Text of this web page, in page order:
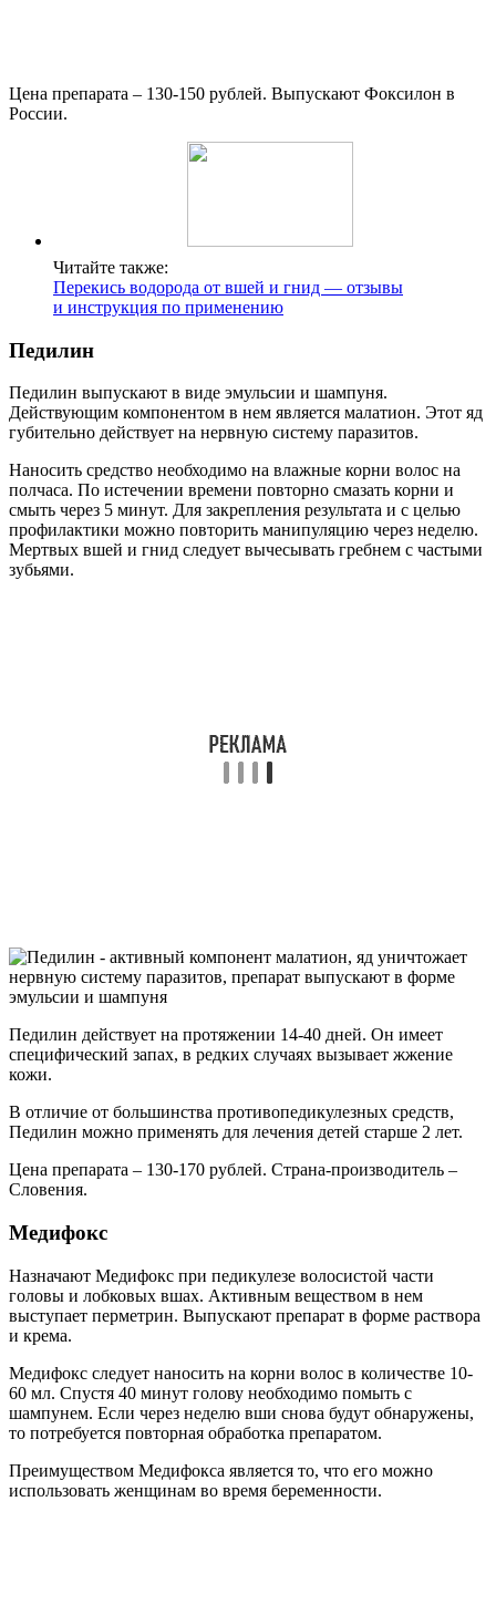
Цена препарата – 130-150 рублей. Выпускают Фоксилон в
России.
Читайте также:
Перекись водорода от вшей и гнид — отзывы
и инструкция по применению
Педилин
Педилин выпускают в виде эмульсии и шампуня.
Действующим компонентом в нем является малатион. Этот яд
губительно действует на нервную систему паразитов.
Наносить средство необходимо на влажные корни волос на
полчаса. По истечении времени повторно смазать корни и
смыть через 5 минут. Для закрепления результата и с целью
профилактики можно повторить манипуляцию через неделю.
Мертвых вшей и гнид следует вычесывать гребнем с частыми
зубьями.
Педилин действует на протяжении 14-40 дней. Он имеет
специфический запах, в редких случаях вызывает жжение
кожи.
В отличие от большинства противопедикулезных средств,
Педилин можно применять для лечения детей старше 2 лет.
Цена препарата – 130-170 рублей. Страна-производитель –
Словения.
Медифокс
Назначают Медифокс при педикулезе волосистой части
головы и лобковых вшах. Активным веществом в нем
выступает перметрин. Выпускают препарат в форме раствора
и крема.
Медифокс следует наносить на корни волос в количестве 10-
60 мл. Спустя 40 минут голову необходимо помыть с
шампунем. Если через неделю вши снова будут обнаружены,
то потребуется повторная обработка препаратом.
Преимуществом Медифокса является то, что его можно
использовать женщинам во время беременности.